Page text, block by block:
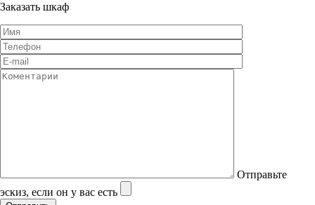
Заказать шкаф
Отправьте
эскиз, если он у вас есть